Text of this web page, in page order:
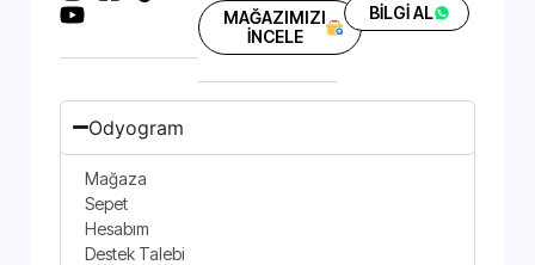
MAĞAZIMIZI
İNCELE
BİLGİ AL
Odyogram
Mağaza
Sepet
Hesabım
Destek Talebi